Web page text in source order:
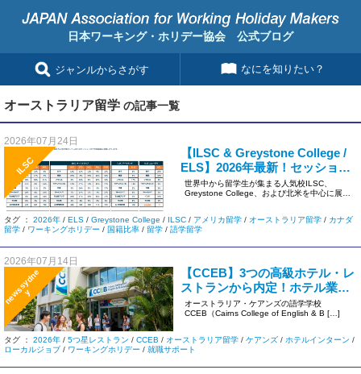
日本ワーキング・ホリデー協会 公式ブログ
ジャンルからさがす なにを知りたい？
オーストラリア留学 の記事一覧
2026年07月24日
ILSC
【ILSC & Greystone College /
ELS】2026年最新！セッション8
の国籍比率データを公開
世界中から留学生が集まる人気校ILSC、
Greystone College、および北米を中心に展開
タグ ： 2026年 / ELS / Greystone College / ILSC / アメリカ留学 / オーストラリア留学 / カナダ
留学 / ワーキングホリデー / 国籍比率 / 留学 / 語学留学
2026年07月14日
n
e
w
s
s
y
d
n
e
y
【CCEB】3つの高級ホテル・レ
ストランから内定！ホテル業界
に強いワーキングホリデープロ
グラムで夢を掴む
オーストラリア・ケアンズの語学学校
CCEB（Cairns College of English & B […]
タグ ： 2026年 / 5つ星レストラン / CCEB / オーストラリア留学 / ケアンズ / ホテルインターン /
ローカルジョブ / ワーキングホリデー / 就職サポート